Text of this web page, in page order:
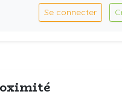
Se connecter